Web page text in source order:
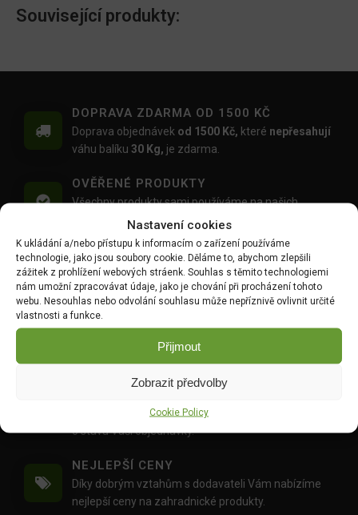
Nastavení cookies
K ukládání a/nebo přístupu k informacím o zařízení používáme
technologie, jako jsou soubory cookie. Děláme to, abychom zlepšili
zážitek z prohlížení webových stráenk. Souhlas s těmito technologiemi
nám umožní zpracovávat údaje, jako je chování při procházení tohoto
webu. Nesouhlas nebo odvolání souhlasu může nepříznivě ovlivnit určité
vlastnosti a funkce.
Přijmout
Zobrazit předvolby
Cookie Policy
Související produkty:
DOPRAVA ZDARMA OD 1500 KČ
Doprava objednávek od 1500 Kč, které nepřesahují
váhu balíku 30 Kg, je zdarma.
OVĚŘENÉ PRODUKTY
Všechny produkty sami používáme na našich
realizacích zahrad.
MOŽNOST OSOBNÍHO ODBĚRU
Objednávku si můžete i vyzvednout zdarma na
výdejním místě Mlýnská 59, Ruda, 27101
PŘÁTELSKÝ PŘÍSTUP
Pokud si s něčím nevíte rady,
zavolejte, rádi Vám poradíme :)
Během celého procesu nákupu budete informováni
o stavu Vaší objednávky.
NEJLEPŠÍ CENY
Díky dobrým vztahům s dodavateli Vám nabízíme
nejlepší ceny na zahradnické produkty.